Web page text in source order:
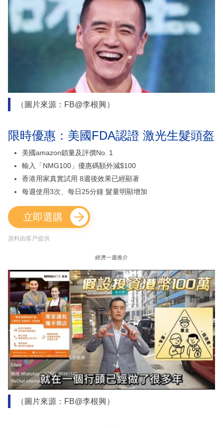
（圖片來源：FB@李根興）
限時優惠：美國FDA認證 激光生髮頭盔
美國amazon鎖量及評價No. 1
輸入「NMG100」優惠碼額外減$100
香港用家真實試用 8週後效果已經顯著
每週使用3次、每日25分鐘 髮量明顯增加
立即選購
資料由客戶提供
經濟一週推介
（圖片來源：FB@李根興）